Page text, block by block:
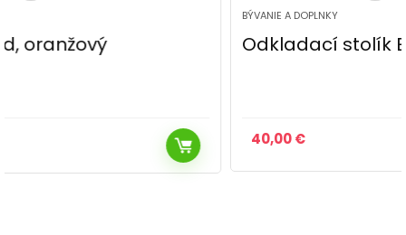
Odkladací stolík ERIK biely / čierny